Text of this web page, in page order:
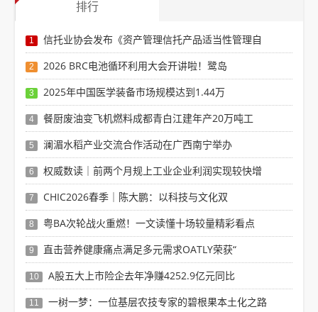
排行
1 信托业协会发布《资产管理信托产品适当性管理自
2 2026 BRC电池循环利用大会开讲啦！鹭岛
3 2025年中国医学装备市场规模达到1.44万
4 餐厨废油变飞机燃料成都青白江建年产20万吨工
5 澜湄水稻产业交流合作活动在广西南宁举办
6 权威数读｜前两个月规上工业企业利润实现较快增
7 CHIC2026春季｜陈大鹏：以科技与文化双
8 粤BA次轮战火重燃！一文读懂十场较量精彩看点
9 直击营养健康痛点满足多元需求OATLY荣获“
10 A股五大上市险企去年净赚4252.9亿元同比
11 一树一梦：一位基层农技专家的碧根果本土化之路